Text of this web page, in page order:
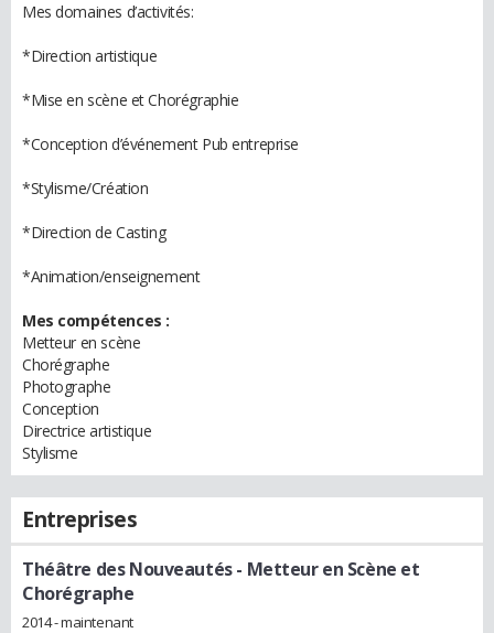
Mes domaines d’activités:
*Direction artistique
*Mise en scène et Chorégraphie
*Conception d’événement Pub entreprise
*Stylisme/Création
*Direction de Casting
*Animation/enseignement
Mes compétences :
Metteur en scène
Chorégraphe
Photographe
Conception
Directrice artistique
Stylisme
Entreprises
Théâtre des Nouveautés- Metteur en Scène et
Chorégraphe
2014 - maintenant